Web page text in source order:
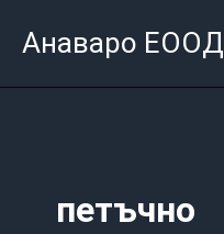
Анаваро ЕООД
петъчно